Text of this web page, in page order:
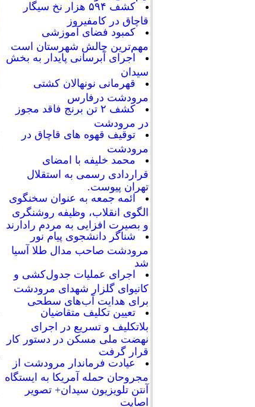
کشف ۵۹۴ هزار نخ سیگار
قاچاق در کامفیروز
کمبود فضای آموزشی
مهم‌ترین چالش شهرستان است
اجرای آبرسانی پایدار به بخش
سیدان
قهرمانی نونهالان کشتی
مرودشت درفارس
کشف ۲ تن برنج فاقد مجوز
در مرودشت
توقیف قهوه های قاچاق در
مرودشت
محمد خلیفه با امضای
قراردادی رسمی به استقلال
تهران پیوست.
ائمه جمعه به عنوان سخنگوی
الگوی انقلاب، وظیفه روشنگری
و بصیرت افزایی به مردم رادارند
شناگر دانشجوی پیام نور
مرودشت صاحب مدال طلا آسیا
شد
اجرای عملیات جدول‌کشی و
کانیوای گلزار شهدای مرودشت
برای هدایت آب‌های سطحی
تعیین تکلیف متقاضیان
بلاتکلیف و تسریع در اجرای
نهضت ملی مسکن در دستور کار
قرار گرفت
عیادت فرماندار مرودشت از
مجروحان حمله آمریکا به ایستگاه
آنتن تلویزیون سیدان+ تصویر
اصابت